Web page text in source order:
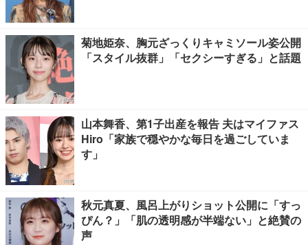
菊地姫奈、胸元ざっくりキャミソール姿公開
「スタイル抜群」「セクシーすぎる」と話題
山本舞香、第1子出産を報告 夫はマイファス
Hiro「家族で穏やかな毎日を過ごしていま
す」
秋元真夏、風呂上がりショット公開に「すっ
ぴん？」「肌の透明感が半端ない」と絶賛の
声